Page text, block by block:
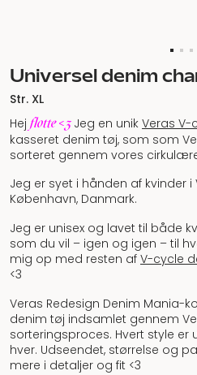
Universel denim
Str. XL
Hej flotte <3 Jeg en unik Veras V-
kasseret denim tøj, som som
sorteret gennem vores
Jeg er syet i hånden af kvinder i
København, Danmark.
Jeg er unisex og lavet til både
som du vil – igen og igen – til
mig op med resten af V-cycle
<3
Veras Redesign Denim Mania-
denim tøj indsamlet gennem
sorteringsproces. Hvert style er
hver. Udseendet, størrelse og
mere i detaljer og fit <3